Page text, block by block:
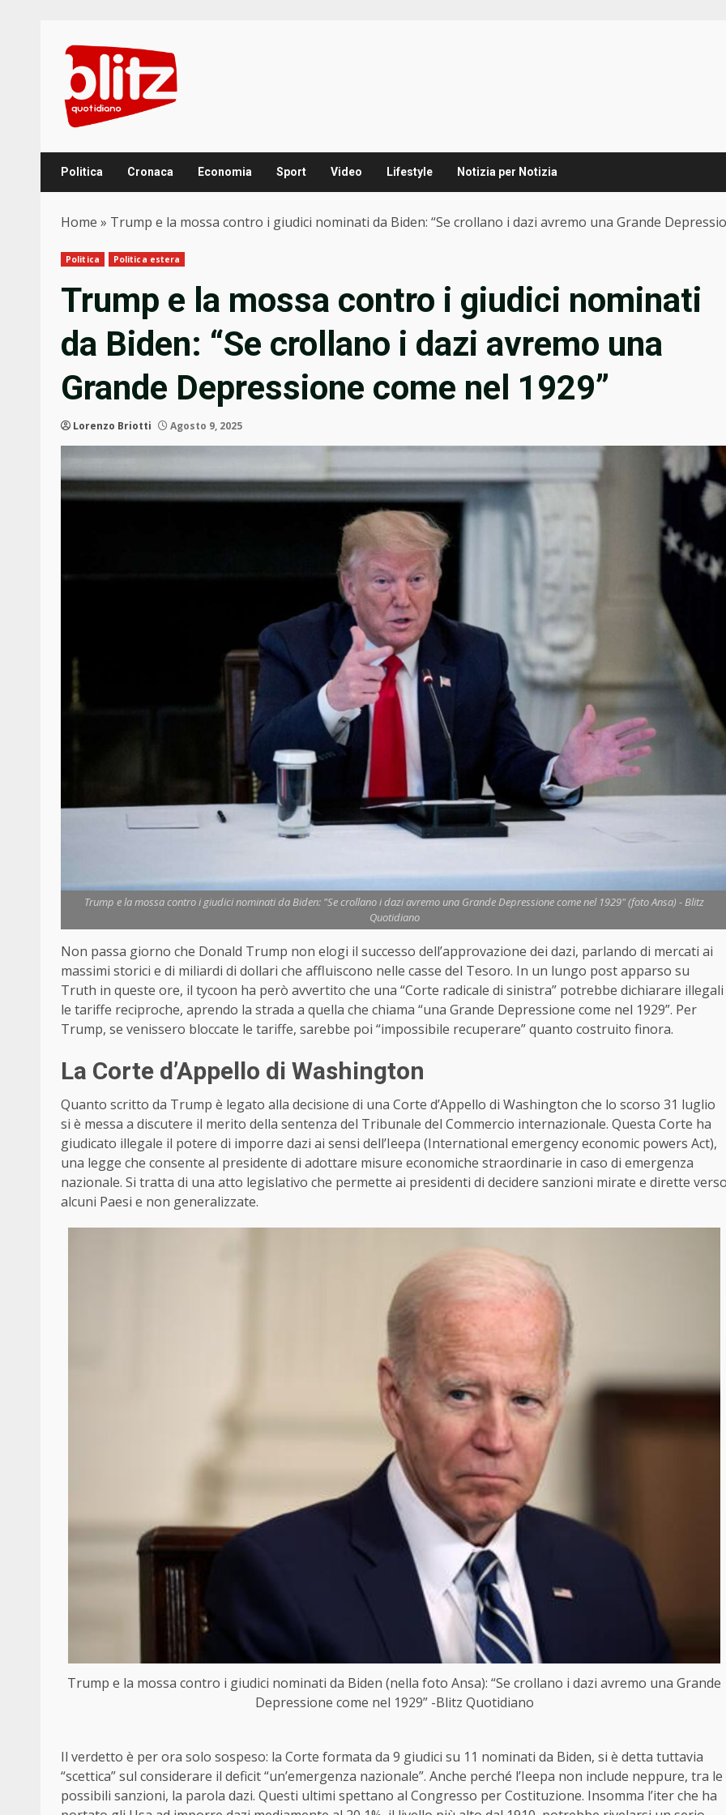
content
Politica Cronaca Economia Sport Video Lifestyle Notizia per Notizia
Home » Trump e la mossa contro i giudici nominati da Biden: “Se crollano i dazi avremo una Grande
Politica Politica estera
Trump e la mossa contro i giudici nominati
da Biden: “Se crollano i dazi avremo una
Grande Depressione come nel 1929”
Lorenzo Briotti Agosto 9, 2025
Trump e la mossa contro i giudici nominati da Biden: "Se crollano i dazi avremo una Grande Depressione come nel 1929" (foto Ansa) - Blitz
Quotidiano
Non passa giorno che Donald Trump non elogi il successo dell’approvazione dei dazi, parlando di mercati ai
massimi storici e di miliardi di dollari che affluiscono nelle casse del Tesoro. In un lungo post apparso su
Truth in queste ore, il tycoon ha però avvertito che una “Corte radicale di sinistra” potrebbe dichiarare illegali
le tariffe reciproche, aprendo la strada a quella che chiama “una Grande Depressione come nel 1929”. Per
Trump, se venissero bloccate le tariffe, sarebbe poi “impossibile recuperare” quanto costruito finora.
La Corte d’Appello di Washington
Quanto scritto da Trump è legato alla decisione di una Corte d’Appello di Washington che lo scorso 31 luglio
si è messa a discutere il merito della sentenza del Tribunale del Commercio internazionale. Questa Corte ha
giudicato illegale il potere di imporre dazi ai sensi dell’Ieepa (International emergency economic powers Act),
una legge che consente al presidente di adottare misure economiche straordinarie in caso di emergenza
nazionale. Si tratta di una atto legislativo che permette ai presidenti di decidere sanzioni mirate e dirette
alcuni Paesi e non generalizzate.
Trump e la mossa contro i giudici nominati da Biden (nella foto Ansa): “Se crollano i dazi avremo una Grande
Depressione come nel 1929” -Blitz Quotidiano
Il verdetto è per ora solo sospeso: la Corte formata da 9 giudici su 11 nominati da Biden, si è detta tuttavia
“scettica” sul considerare il deficit “un’emergenza nazionale”. Anche perché l’Ieepa non include neppure, tra le
possibili sanzioni, la parola dazi. Questi ultimi spettano al Congresso per Costituzione. Insomma l’iter che ha